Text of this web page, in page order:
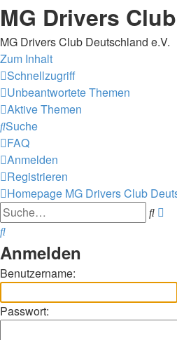
MG Drivers
MG Drivers Club Deutschland e.V.
Zum Inhalt
Schnellzugriff
Unbeantwortete Themen
Aktive Themen
Suche
FAQ
Anmelden
Registrieren
Homepage MG Drivers Club
Suche
Anmelden
Benutzername:
Passwort: